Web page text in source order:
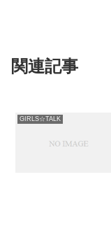
関連記事
GIRLS☆TALK